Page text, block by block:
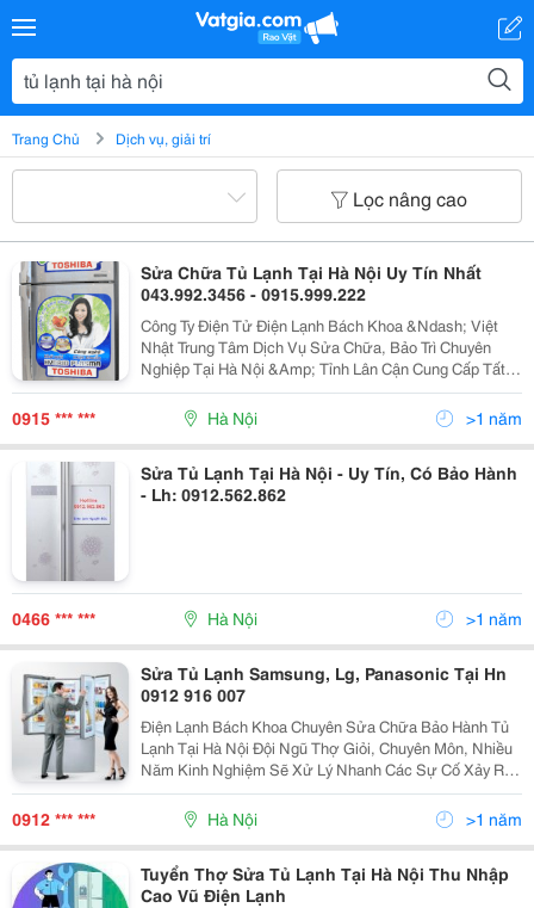
Trang Chủ Dịch vụ, giải trí
Lọc nâng cao
Sửa Chữa Tủ Lạnh Tại Hà Nội Uy Tín Nhất
043.992.3456 - 0915.999.222
Công Ty Điện Tử Điện Lạnh Bách Khoa &Ndash; Việt
Nhật Trung Tâm Dịch Vụ Sửa Chữa, Bảo Trì Chuyên
Nghiệp Tại Hà Nội &Amp; Tỉnh Lân Cận Cung Cấp Tất
Cả Các Loại Máy Máy Điều Hòa Không Khí . Chi Tiết Tại:
0915 *** *** Hà Nội >1 năm
Sửa Tủ Lạnh Tại Hà Nội - Uy Tín, Có Bảo Hành
- Lh: 0912.562.862
0466 *** *** Hà Nội >1 năm
Sửa Tủ Lạnh Samsung, Lg, Panasonic Tại Hn
0912 916 007
Điện Lạnh Bách Khoa Chuyên Sửa Chữa Bảo Hành Tủ
Lạnh Tại Hà Nội Đội Ngũ Thợ Giỏi, Chuyên Môn, Nhiều
Năm Kinh Nghiệm Sẽ Xử Lý Nhanh Các Sự Cố Xảy Ra
Với Tất Cả Các Hãng Tủ Lạnh K Hách Hàng Sẽ Luôn Hài
Lòng Khi Gọi Tới Chúng Tôi Để Sửa Tủ Lạnh
0912 *** *** Hà Nội >1 năm
Tuyển Thợ Sửa Tủ Lạnh Tại Hà Nội Thu Nhập
Cao Vũ Điện Lạnh